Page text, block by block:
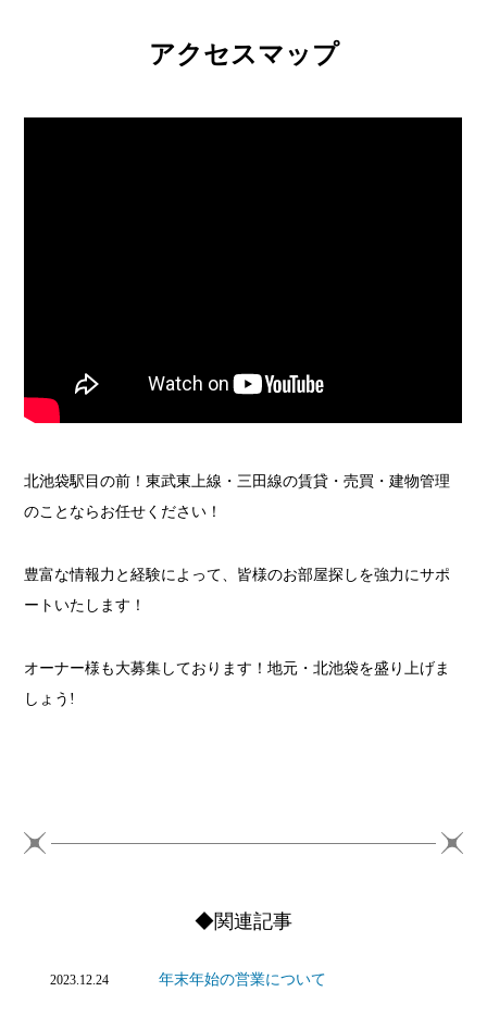
アクセスマップ
北池袋駅目の前！東武東上線・三田線の賃貸・売買・建物管理
のことならお任せください！
豊富な情報力と経験によって、皆様のお部屋探しを強力にサポ
ートいたします！
オーナー様も大募集しております！地元・北池袋を盛り上げま
しょう!
◆関連記事
2023.12.24 年末年始の営業について